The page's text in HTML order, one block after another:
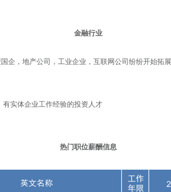
金融行业
企，地产公司，工业企业，互联网公司纷纷开始拓
有实体企业工作经验的投资人才
热门职位薪酬信息